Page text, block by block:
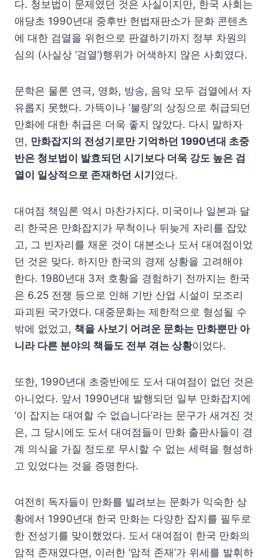
다. 청보법이 문제였던 것은 사실이지만, 한국 사회는
애당초 1990년대 중후반 헌법재판소가 문화 콘텐츠
에 대한 검열을 위헌으로 판결하기까지 정부 차원의
심의 (사실상 ‘검열’)행위가 어색하지 않은 사회였다.
문학은 물론 연극, 영화, 방송, 음악 모두 검열에서 자
유롭지 못했다. 가뜩이나 ‘불량’의 상징으로 취급되던
만화에 대한 취급은 더욱 좋지 않았다. 다시 말하자
면, 만화잡지의 전성기로만 기억하던 1990년대 초중
반은 청보법이 발효되던 시기보다 더욱 강도 높은 검
열이 일상적으로 존재하던 시기였다.
대여점 책임론 역시 마찬가지다. 미국이나 일본과 달
리 한국은 만화잡지가 무척이나 뒤늦게 자리를 잡았
고, 그 빈자리를 채운 것이 대본소나 도서 대여점이었
던 것은 맞다. 하지만 한국의 경제 상황을 고려해야
한다. 1980년대 3저 호황을 경험하기 전까지는 한국
은 6.25 전쟁 등으로 인해 기반 산업 시설이 모조리
파괴된 국가였다. 대중문화는 제한적으로 형성될 수
밖에 없었고, 책을 사보기 어려운 문화는 만화뿐만 아
니라 다른 분야의 책들도 전부 겪는 상황이었다.
또한, 1990년대 초중반에도 도서 대여점이 없던 것은
아니었다. 앞서 1990년대 발행되던 일부 만화잡지에
‘이 잡지는 대여할 수 없습니다’라는 문구가 새겨진 것
은, 그 당시에도 도서 대여점들이 만화 출판사들이 경
계 의식을 가질 정도로 무시할 수 없는 세력을 형성하
고 있었다는 것을 증명한다.
여전히 독자들이 만화를 빌려보는 문화가 익숙한 상
황에서 1990년대 한국 만화는 다양한 잡지를 필두로
한 전성기를 맞이했었다. 도서 대여점이 한국 만화의
암적 존재였다면, 이러한 ‘암적 존재’가 위세를 발휘하